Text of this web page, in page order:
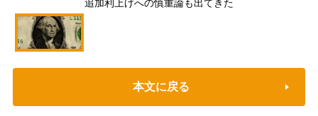
追加利上げへの慎重論も出てきた
本文に戻る